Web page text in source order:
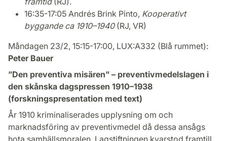
16:35-17:05 Andrés Brink Pinto, Kooperativt
byggande ca 1910–1940 (RJ, VR)
Måndagen 23/2, 15:15-17:00, LUX:A332 (Blå rummet):
Peter Bauer
”Den preventiva misären” – preventivmedelslagen i
den skånska dagspressen 1910–1938
(forskningspresentation med text)
År 1910 kriminaliserades upplysning om och
marknadsföring av preventivmedel då dessa ansågs